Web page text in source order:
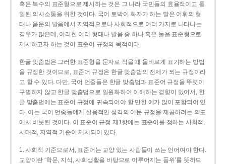
혹은 복수의 표준형으로 제시하는 것은 그 나라 국민들의 효율적이고 통
일된 의사소통을 위한 것이다. 국어 토박이 화자가 하는 말은 어휘의 형
태나 음운의 발음에서 지역적으로나 사회적으로 여러 가지로 나타나는
경우가 많은데, 이러한 여러 형태나 발음 중 하나 혹은 둘을 표준형으로
제시하고자 하는 것이 표준어 규정의 목적이다.
한글 맞춤법은 그러한 표준형을 문자로 적을 때 올바르게 표기하는 방법
을 규정한 것이므로, 표준어 규정은 한글 맞춤법의 전제가 되는 규정이라
고 할 수 있다. 다만, 국어 언중들은 한글 맞춤법과 표준어 규정을 뚜렷이
구별하지 않고 한글 맞춤법으로 일원화하여 이해하는 경향이 있어서, 한
글 맞춤법에는 표준어 규정에 귀속되어야 할 만한 예가 많이 포함되어 있
다. 이는 국어 언중들에게 실용적인 성격의 어문 규정을 제공하려는 의도
에서 비롯된 것이다. 이 표준어 규정 제1항에는 표준어를 정하는 사회적,
시대적, 지역적 기준이 제시되어 있다.
1. 사회적 기준으로서, 표준어는 교양 있는 사람들이 쓰는 언어여야 한다.
교양이란 ‘학문, 지식, 사회생활을 바탕으로 이루어지는 품위’를 뜻하므